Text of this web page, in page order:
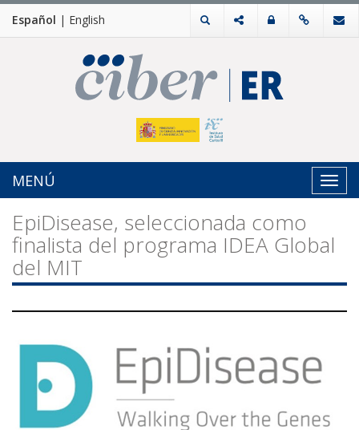
Español | English
MENÚ
EpiDisease, seleccionada como
finalista del programa IDEA Global
del MIT